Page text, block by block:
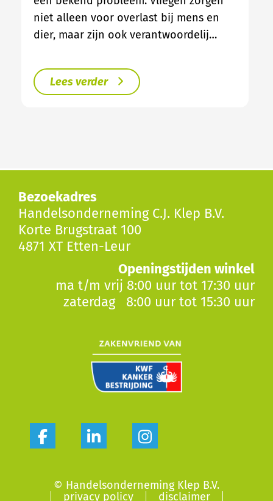
niet alleen voor overlast bij mens en
dier, maar zijn ook verantwoordelij…
Lees verder
Bezoekadres
Handelsonderneming C.J. Klep B.V.
Korte Brugstraat 100
4871 XT Etten-Leur
Openingstijden winkel
ma t/m vrij 8:00 uur tot 17:30 uur
zaterdag 8:00 uur tot 15:30 uur
© Handelsonderneming Klep B.V.
privacy policy
disclaimer